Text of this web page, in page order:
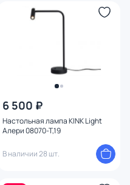
6 500 ₽
Настольная лампа KINK Light
Алери 08070-T,19
В наличии 28 шт.